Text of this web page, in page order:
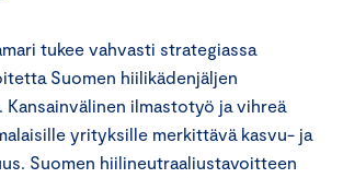
tukee vahvasti strategiassa
Suomen hiilikädenjäljen
Kansainvälinen ilmastotyö ja vihreä
yrityksille merkittävä kasvu- ja
Suomen hiilineutraaliustavoitteen